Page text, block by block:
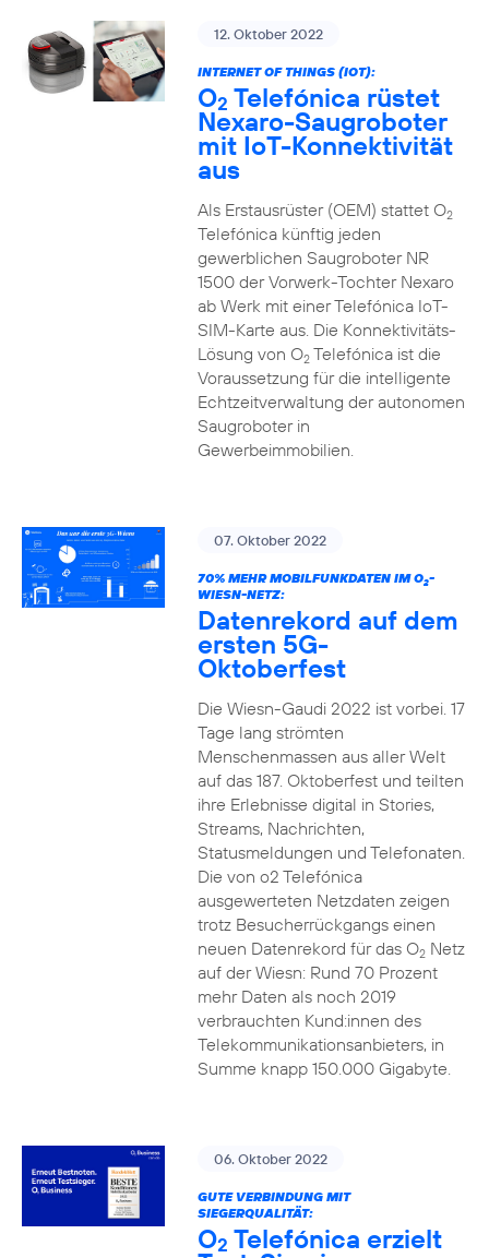
12. Oktober 2022
INTERNET OF THINGS (IOT):
O2 Telefónica rüstet
Nexaro-Saugroboter
mit IoT-Konnektivität
aus
Als Erstausrüster (OEM) stattet O2
Telefónica künftig jeden
gewerblichen Saugroboter NR
1500 der Vorwerk-Tochter Nexaro
ab Werk mit einer Telefónica IoT-
SIM-Karte aus. Die Konnektivitäts-
Lösung von O2Telefónica ist die
Voraussetzung für die intelligente
Echtzeitverwaltung der autonomen
Saugroboter in
Gewerbeimmobilien.
07. Oktober 2022
70% MEHR MOBILFUNKDATEN IM O2-
WIESN-NETZ:
Datenrekord auf dem
ersten 5G-
Oktoberfest
Die Wiesn-Gaudi 2022 ist vorbei. 17
Tage lang strömten
Menschenmassen aus aller Welt
auf das 187. Oktoberfest und teilten
ihre Erlebnisse digital in Stories,
Streams, Nachrichten,
Statusmeldungen und Telefonaten.
Die von o2 Telefónica
ausgewerteten Netzdaten zeigen
trotz Besucherrückgangs einen
neuen Datenrekord für das O2Netz
auf der Wiesn: Rund 70 Prozent
mehr Daten als noch 2019
verbrauchten Kund:innen des
Telekommunikationsanbieters, in
Summe knapp 150.000 Gigabyte.
06. Oktober 2022
GUTE VERBINDUNG MIT
SIEGERQUALITÄT:
O2 Telefónica erzielt